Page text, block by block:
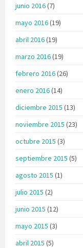
junio 2016(7)
mayo 2016(19)
abril 2016(19)
marzo 2016(19)
febrero 2016(26)
enero 2016(14)
diciembre 2015 (13)
noviembre 2015 (23)
octubre 2015 (3)
septiembre 2015 (5)
agosto 2015 (1)
julio 2015 (2)
junio 2015 (12)
mayo 2015 (3)
abril 2015 (5)